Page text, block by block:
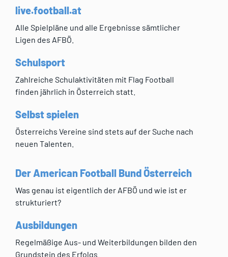
live.football.at
Alle Spielpläne und alle Ergebnisse sämtlicher
Ligen des AFBÖ.
Schulsport
Zahlreiche Schulaktivitäten mit Flag Football
finden jährlich in Österreich statt.
Selbst spielen
Österreichs Vereine sind stets auf der Suche nach
neuen Talenten.
Der American Football Bund Österreich
Was genau ist eigentlich der AFBÖ und wie ist er
strukturiert?
Ausbildungen
Regelmäßige Aus- und Weiterbildungen bilden den
Grundstein des Erfolgs.